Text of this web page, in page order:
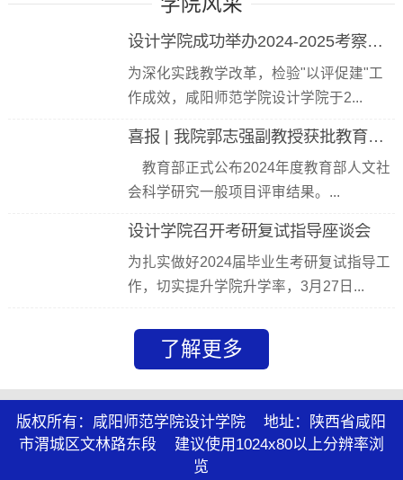
设计学院成功举办2024-2025考察与实践作品展暨优秀课程设计作业展
为深化实践教学改革，检验"以评促建"工
作成效，咸阳师范学院设计学院于2...
喜报 | 我院郭志强副教授获批教育部人文社会科学研究规划基金项目
教育部正式公布2024年度教育部人文社
会科学研究一般项目评审结果。...
设计学院召开考研复试指导座谈会
为扎实做好2024届毕业生考研复试指导工
作，切实提升学院升学率，3月27日...
了解更多
版权所有：咸阳师范学院设计学院 地址：陕西省咸阳
市渭城区文林路东段 建议使用1024x80以上分辨率浏
览